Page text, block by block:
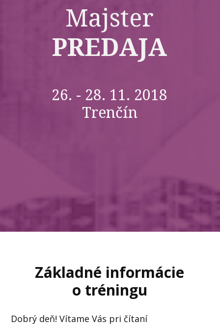
Majster
PREDAJA
26. - 28. 11. 2018
Trenčín
Základné informácie
o tréningu
Dobrý deň! Vítame Vás pri čítaní